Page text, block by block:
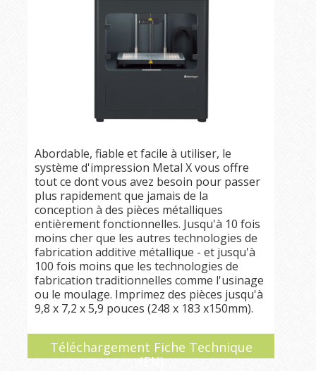
Abordable, fiable et facile à utiliser, le
système d'impression Metal X vous offre
tout ce dont vous avez besoin pour passer
plus rapidement que jamais de la
conception à des pièces métalliques
entièrement fonctionnelles. Jusqu'à 10 fois
moins cher que les autres technologies de
fabrication additive métallique - et jusqu'à
100 fois moins que les technologies de
fabrication traditionnelles comme l'usinage
ou le moulage. Imprimez des pièces jusqu'à
9,8 x 7,2 x 5,9 pouces (248 x 183 x150mm).
Téléchargement Fiche Technique
(EN)